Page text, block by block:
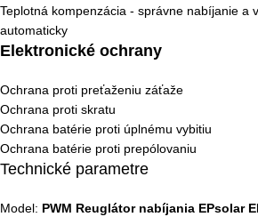
Teplotná kompenzácia - správne nabíjanie a
automaticky
Elektronické ochrany
Ochrana proti preťaženiu záťaže
Ochrana proti skratu
Ochrana batérie proti úplnému vybitiu
Ochrana batérie proti prepólovaniu
Technické parametre
Model: PWM Reuglátor nabíjania EPsolar